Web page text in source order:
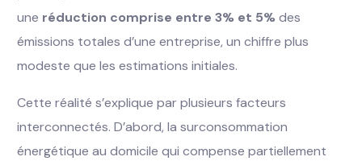
une réduction comprise entre 3% et 5% des
émissions totales d’une entreprise, un chiffre plus
modeste que les estimations initiales.
Cette réalité s’explique par plusieurs facteurs
interconnectés. D’abord, la surconsommation
énergétique au domicile qui compense partiellement